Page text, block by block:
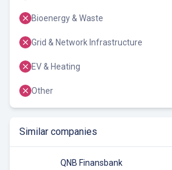
Bioenergy & Waste
Grid & Network Infrastructure
EV & Heating
Other
Similar companies
QNB Finansbank